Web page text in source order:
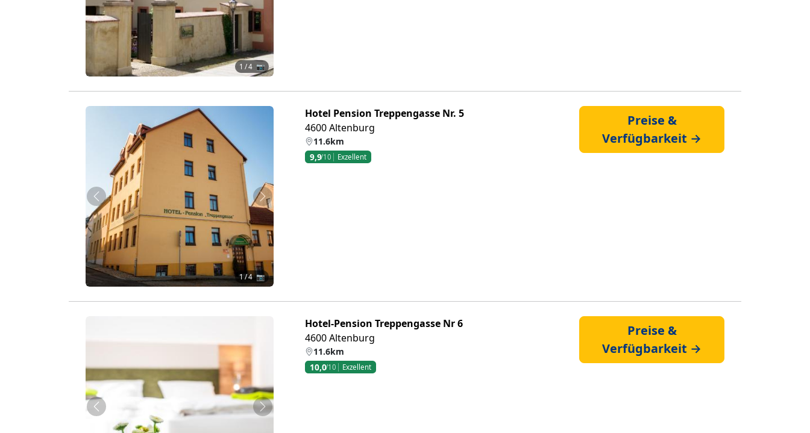
1 / 4 📷
Zurück Weiter
1/ 4 📷
Hotel Pension Treppengasse Nr. 5
4600 Altenburg
11.6km
9,9/10 Exzellent
Preise &
Verfügbarkeit →
Zurück Weiter
Hotel-Pension Treppengasse Nr 6
4600 Altenburg
11.6km
10,0/10 Exzellent
Preise &
Verfügbarkeit →